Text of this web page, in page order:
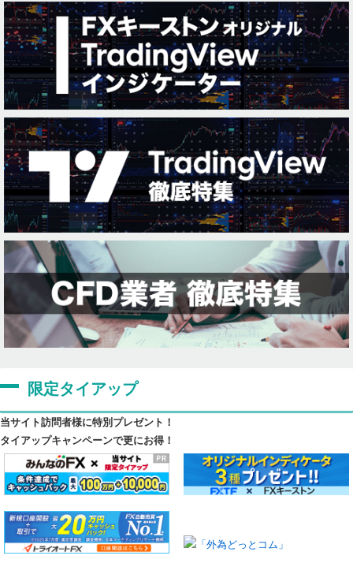
限定タイアップ
当サイト訪問者様に特別プレゼント！
タイアップキャンペーンで更にお得！